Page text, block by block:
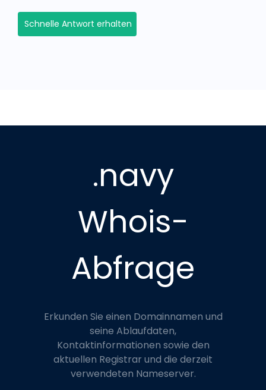
Schnelle Antwort erhalten
.navy
Whois-
Abfrage
Erkunden Sie einen Domainnamen und
seine Ablaufdaten,
Kontaktinformationen sowie den
aktuellen Registrar und die derzeit
verwendeten Nameserver.